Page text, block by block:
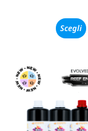
Scegli